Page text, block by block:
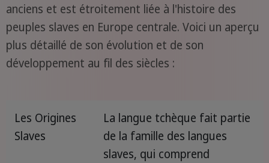
anciens et est étroitement liée à l'histoire des
peuples slaves en Europe centrale. Voici un aperçu
plus détaillé de son évolution et de son
développement au fil des siècles :
Les Origines
Slaves
La langue tchèque fait partie
de la famille des langues
slaves, qui comprend